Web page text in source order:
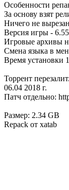
Особенности
За основу взят
Ничего не
Версия игры - 6.55
Игровые архивы
Смена языка в
Время установки
Торрент
06.04 2018 г.
Патч отдельно:
Размер: 2.34 GB
Repack от xatab